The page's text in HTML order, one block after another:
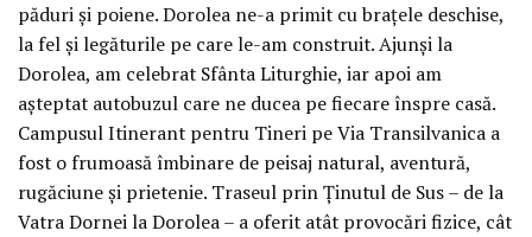
păduri și poiene. Dorolea ne-a primit cu brațele deschise,
la fel și legăturile pe care le-am construit. Ajunși la
Dorolea, am celebrat Sfânta Liturghie, iar apoi am
așteptat autobuzul care ne ducea pe fiecare înspre casă.
Campusul Itinerant pentru Tineri pe Via Transilvanica a
fost o frumoasă îmbinare de peisaj natural, aventură,
rugăciune și prietenie. Traseul prin Ținutul de Sus – de la
Vatra Dornei la Dorolea – a oferit atât provocări fizice, cât